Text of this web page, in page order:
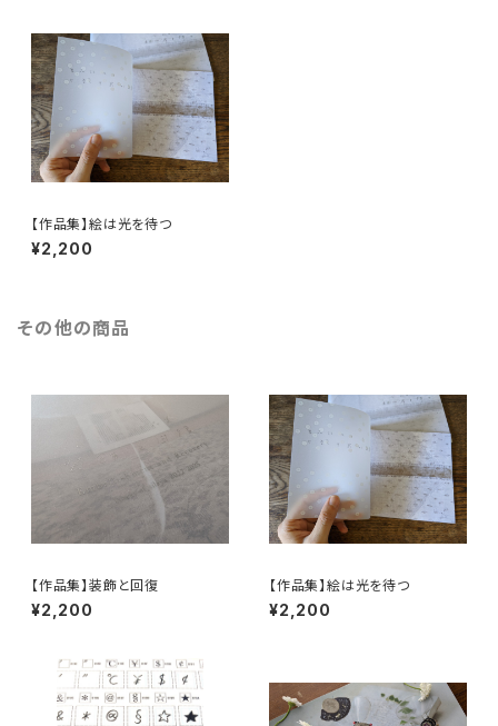
【作品集】絵は光を待つ
¥2,200
その他の商品
【作品集】装飾と回復
¥2,200
【作品集】絵は光を待つ
¥2,200